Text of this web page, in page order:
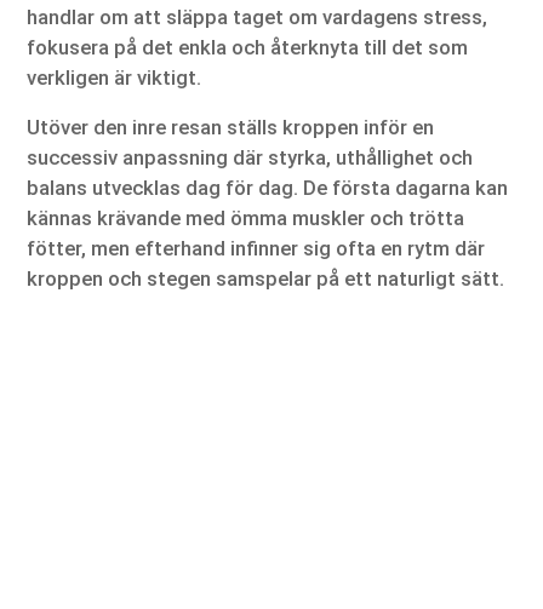
handlar om att släppa taget om vardagens stress,
fokusera på det enkla och återknyta till det som
verkligen är viktigt.
Utöver den inre resan ställs kroppen inför en
successiv anpassning där styrka, uthållighet och
balans utvecklas dag för dag. De första dagarna kan
kännas krävande med ömma muskler och trötta
fötter, men efterhand infinner sig ofta en rytm där
kroppen och stegen samspelar på ett naturligt sätt.